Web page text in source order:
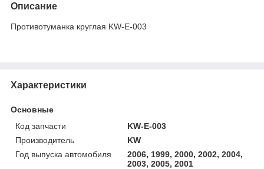
Описание
Противотуманка круглая KW-E-003
Характеристики
Основные
Код запчасти
KW-E-003
Производитель
KW
Год выпуска автомобиля
2006, 1999, 2000, 2002, 2004,
2003, 2005, 2001